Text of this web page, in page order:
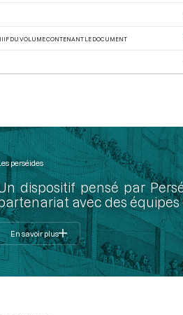
DU VOLUME CONTENANT LE DOCUMENT
perséides
dispositif pensé par
avec des
En savoir plus